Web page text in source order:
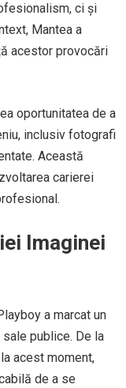
ci și
Mantea a
acestor provocări
oportunitatea de a
inclusiv fotografi
Această
carierei
Imaginei
a marcat un
publice. De la
acest moment,
de a se